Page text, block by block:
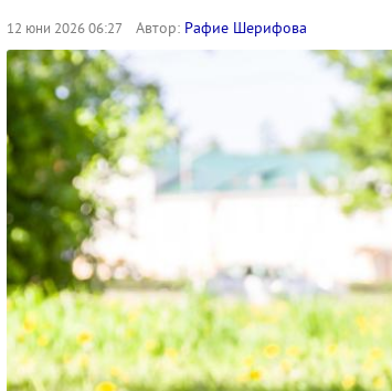
12 юни 2026 06:27 Автор: Рафие Шерифова